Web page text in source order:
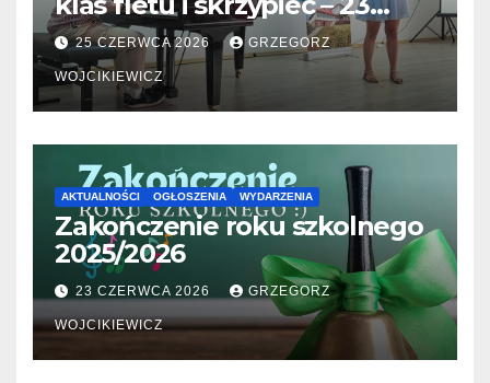
06.2026
25 CZERWCA 2026 GRZEGORZ
WOJCIKIEWICZ
AKTUALNOŚCI OGŁOSZENIA WYDARZENIA
Zakończenie roku szkolnego
2025/2026
23 CZERWCA 2026 GRZEGORZ
WOJCIKIEWICZ